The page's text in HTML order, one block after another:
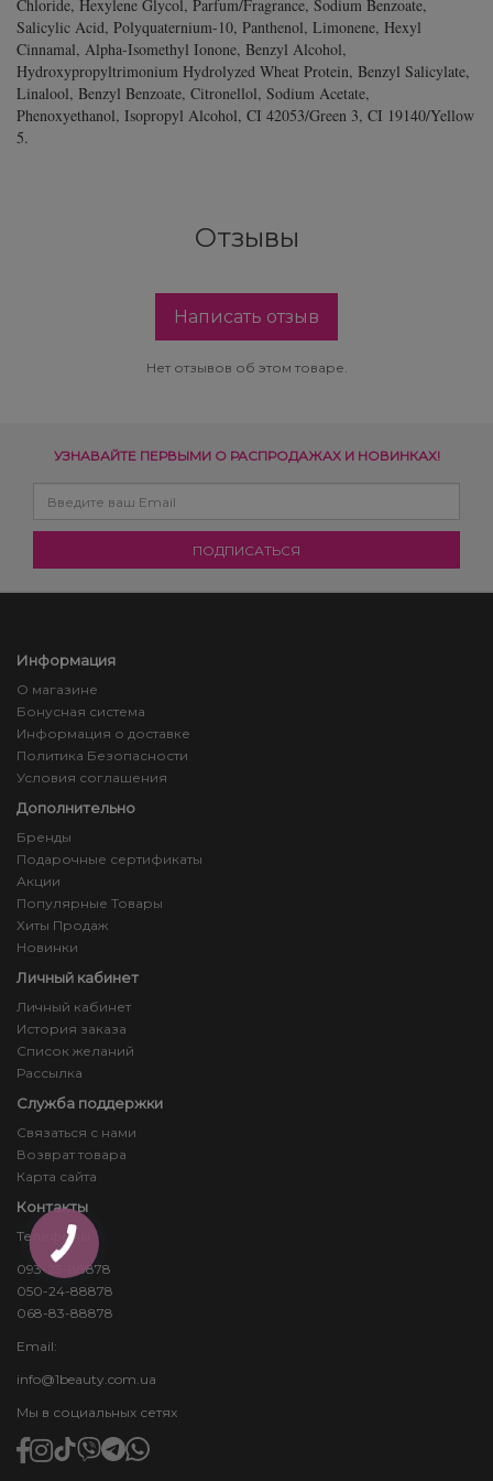
Chloride, Hexylene Glycol, Parfum/Fragrance, Sodium Benzoate,
Salicylic Acid, Polyquaternium-10, Panthenol, Limonene, Hexyl
Cinnamal, Alpha-Isomethyl Ionone, Benzyl Alcohol,
Hydroxypropyltrimonium Hydrolyzed Wheat Protein, Benzyl Salicylate,
Linalool, Benzyl Benzoate, Citronellol, Sodium Acetate,
Phenoxyethanol, Isopropyl Alcohol, CI 42053/Green 3, CI 19140/Yellow
5.
Отзывы
Написать отзыв
Нет отзывов об этом товаре.
УЗНАВАЙТЕ ПЕРВЫМИ О РАСПРОДАЖАХ И НОВИНКАХ!
Информация
О магазине
Бонусная система
Информация о доставке
Политика Безопасности
Условия соглашения
Дополнительно
Бренды
Подарочные сертификаты
Акции
Популярные Товары
Хиты Продаж
Новинки
Личный кабинет
Личный кабинет
История заказа
Список желаний
Рассылка
Служба поддержки
Связаться с нами
Возврат товара
Карта сайта
Контакты
Телефоны:
093-23-88878
050-24-88878
068-83-88878
Email:
info@1beauty.com.ua
Мы в социальных сетях